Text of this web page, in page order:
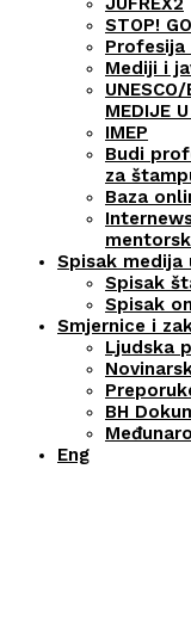
STOP!
Profesija
Mediji i
MEDIJE
IMEP
Budi
za
Baza
Spisak medija
Spisak
Spisak
Smjernice i
Ljudska
BH
Eng